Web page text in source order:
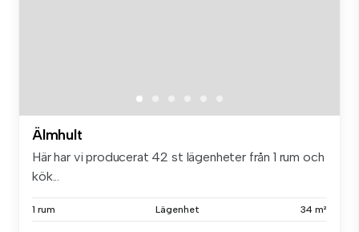
Älmhult
Här har vi producerat 42 st lägenheter från 1 rum och
kök...
1 rum Lägenhet 34 m²